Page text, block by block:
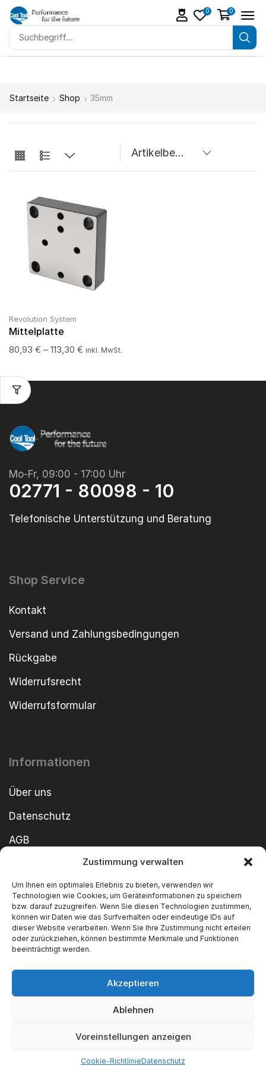
Zustimmung verwalten
Um Ihnen ein optimales Erlebnis zu bieten, verwenden wir
Technologien wie Cookies, um Geräteinformationen zu speichern
bzw. darauf zuzugreifen. Wenn Sie diesen Technologien zustimmen,
können wir Daten wie das Surfverhalten oder eindeutige IDs auf
dieser Website verarbeiten. Wenn Sie Ihre Zustimmung nicht erteilen
oder zurückziehen, können bestimmte Merkmale und Funktionen
beeinträchtigt werden.
Akzeptieren
Ablehnen
Voreinstellungen anzeigen
Cookie-RichtlinieDatenschutz
0 0
Startseite Shop 35mm
Revolution System
Mittelplatte
80,93 € – 113,30 € inkl. MwSt.
Mo-Fr, 09:00 - 17:00 Uhr
02771 - 80098 - 10
Telefonische Unterstützung und Beratung
Shop Service
Kontakt
Versand und Zahlungsbedingungen
Rückgabe
Widerrufsrecht
Widerrufsformular
Informationen
Über uns
Datenschutz
AGB
Cookie-Richtlinie
Impressum
Copyright ©2026 SWT GmbH Built by